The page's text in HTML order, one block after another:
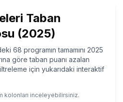
Taban
(2025)
68 programın tamamını 2025
göre taban puanı azalan
için yukarıdaki interaktif
kolonları inceleyebilirsiniz.